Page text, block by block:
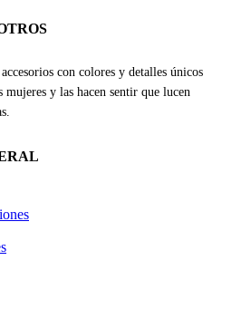
con colores y detalles únicos
mujeres y las hacen sentir que lucen